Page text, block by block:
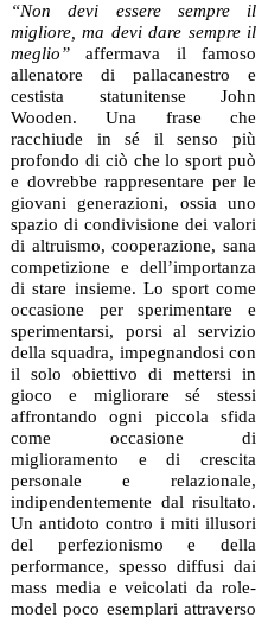
“Non devi essere sempre il
migliore, ma devi dare sempre il
meglio” affermava il famoso
allenatore di pallacanestro e
cestista statunitense John
Wooden. Una frase che
racchiude in sé il senso più
profondo di ciò che lo sport può
e dovrebbe rappresentare per le
giovani generazioni, ossia uno
spazio di condivisione dei valori
di altruismo, cooperazione, sana
competizione e dell’importanza
di stare insieme. Lo sport come
occasione per sperimentare e
sperimentarsi, porsi al servizio
della squadra, impegnandosi con
il solo obiettivo di mettersi in
gioco e migliorare sé stessi
affrontando ogni piccola sfida
come occasione di
miglioramento e di crescita
personale e relazionale,
indipendentemente dal risultato.
Un antidoto contro i miti illusori
del perfezionismo e della
performance, spesso diffusi dai
mass media e veicolati da role-
model poco esemplari attraverso